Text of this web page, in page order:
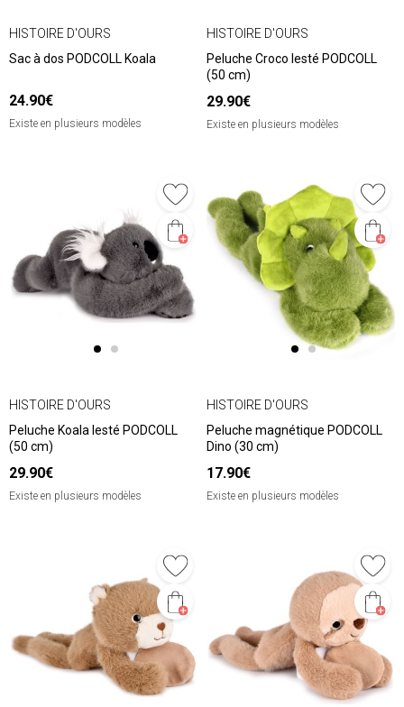
HISTOIRE D'OURS
Sac à dos PODCOLL Koala
24.90€
Existe en plusieurs modèles
HISTOIRE D'OURS
Peluche Croco lesté PODCOLL
(50 cm)
29.90€
Existe en plusieurs modèles
HISTOIRE D'OURS
Peluche Koala lesté PODCOLL
(50 cm)
29.90€
Existe en plusieurs modèles
HISTOIRE D'OURS
Peluche magnétique PODCOLL
Dino (30 cm)
17.90€
Existe en plusieurs modèles